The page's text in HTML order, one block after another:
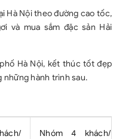
Hà Nội theo đường cao tốc,
và mua sắm đặc sản Hải
Hà Nội, kết thúc tốt đẹp
những hành trình sau.
Nhóm 4 khách/